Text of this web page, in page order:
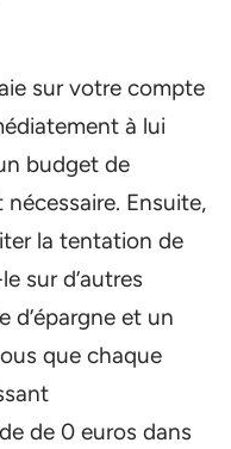
sur votre compte
à lui
budget de
Ensuite,
la tentation de
sur d’autres
d’épargne et un
que chaque
de 0 euros dans